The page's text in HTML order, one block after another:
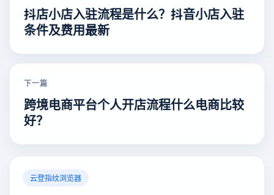
抖店小店入驻流程是什么？抖音小店入驻
条件及费用最新
下一篇
跨境电商平台个人开店流程什么电商比较
好？
云登指纹浏览器